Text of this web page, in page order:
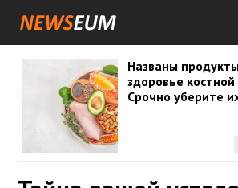
Названы
здоровье
Срочно уберите